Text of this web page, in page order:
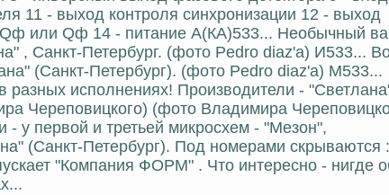
11 - выход контроля синхронизации 12 - выход
или Qф 14 - питание А(КА)533... Необычный
, Санкт-Петербург. (фото Pedro diaz'а) И533...
(Санкт-Петербург). (фото Pedro diaz'а) М533...
исполнениях! Производители -
Череповицкого) (фото Владимира
у первой и третьей микросхем - "Мезон",
(Санкт-Петербург). Под номерами скрываются
"Компания ФОРМ" . Что интересно - нигде